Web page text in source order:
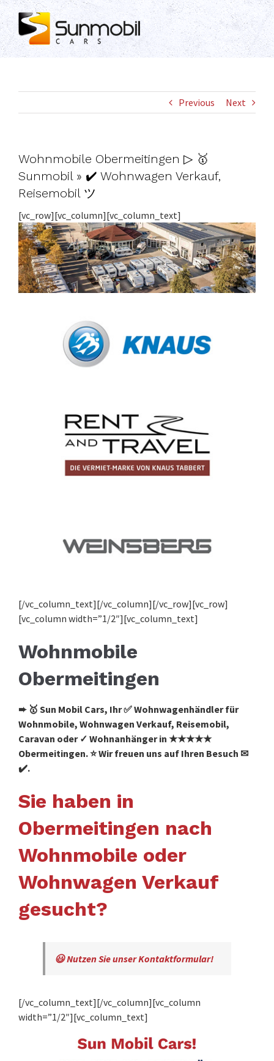
Skip
to
content
Previous Next
Wohnmobile Obermeitingen ▷ 🥇
Sunmobil » ✔️ Wohnwagen Verkauf,
Reisemobil ツ
[vc_row][vc_column][vc_column_text]
[/vc_column_text][/vc_column][/vc_row][vc_row]
[vc_column width=”1/2″][vc_column_text]
Wohnmobile
Obermeitingen
➨ 🥇 Sun Mobil Cars, Ihr ✅ Wohnwagenhändler für
Wohnmobile, Wohnwagen Verkauf, Reisemobil,
Caravan oder ✓ Wohnanhänger in ★★★★★
Obermeitingen. ⭐ Wir freuen uns auf Ihren Besuch ✉
✔️.
Sie haben in
Obermeitingen nach
Wohnmobile oder
Wohnwagen Verkauf
gesucht?
😃 Nutzen Sie unser Kontaktformular!
[/vc_column_text][/vc_column][vc_column
width=”1/2″][vc_column_text]